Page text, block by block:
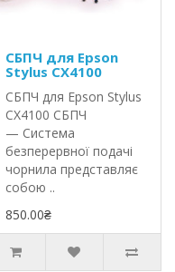
СБПЧ для Epson
Stylus CX4100
СБПЧ для Epson Stylus
CX4100 СБПЧ
— Система
безперервної подачі
чорнила представляє
собою ..
850.00₴